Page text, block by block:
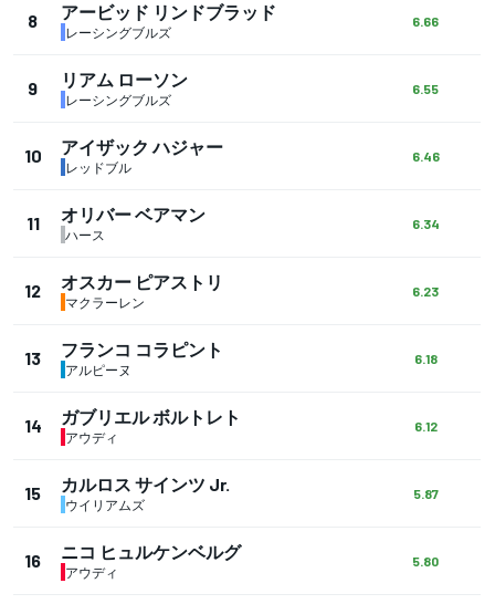
8 アービッド リンドブラッド
レーシングブルズ
6.66
9 リアム ローソン
レーシングブルズ
6.55
10 アイザック ハジャー
レッドブル
6.46
11 オリバー ベアマン
ハース
6.34
12 オスカー ピアストリ
マクラーレン
6.23
13 フランコ コラピント
アルピーヌ
6.18
14 ガブリエル ボルトレト
アウディ
6.12
15 カルロス サインツ Jr.
ウイリアムズ
5.87
16 ニコ ヒュルケンベルグ
アウディ
5.80